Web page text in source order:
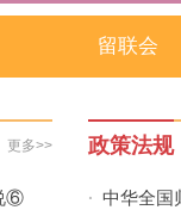
留联会
更多>>
⑥
政策法规
· 中华全国